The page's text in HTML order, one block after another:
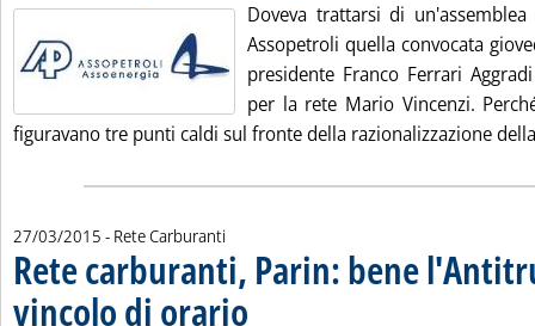
Doveva trattarsi di
Assopetroli quella convocata
presidente Franco Ferrari
per la rete Mario Vincenzi.
figuravano tre punti caldi sul fronte della razionalizzazione
27/03/2015 - Rete Carburanti
Rete carburanti, Parin: bene
vincolo di orario